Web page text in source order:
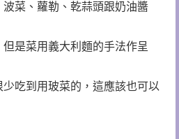
菜、蘿勒、乾蒜頭跟奶油醬
是菜用義大利麵的手法作呈
吃到用玻菜的，這應該也可以